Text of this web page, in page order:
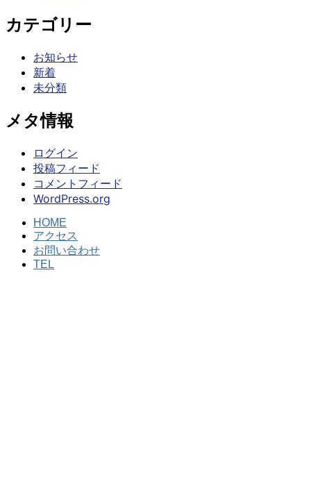
カテゴリー
お知らせ
新着
未分類
メタ情報
ログイン
投稿フィード
コメントフィード
WordPress.org
HOME
アクセス
お問い合わせ
TEL